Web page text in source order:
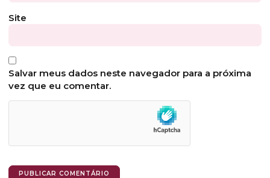
Site
Salvar meus dados neste navegador para a próxima
vez que eu comentar.